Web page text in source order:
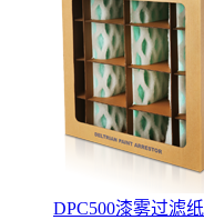
DPC500漆雾过滤